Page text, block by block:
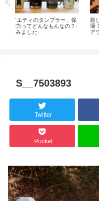
新しいヘキサゴンテーブルが登
場！これひとつあれば色々なレイ
アウトが楽しめる！
S__7503893
Twitter
Pocket